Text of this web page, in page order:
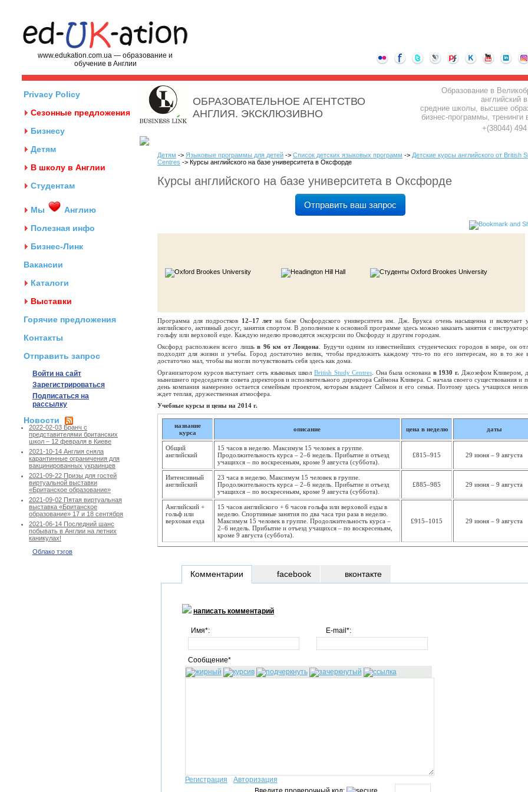
www.edukation.com.ua — образование и
обучение в Англии
Privacy Policy
Сезонные предложения
Бизнесу
Детям
В школу в Англии
Студентам
Мы
Англию
Полезная инфо
Бизнес-Линк
Вакансии
Каталоги
Выставки
Горячие предложения
Контакты
Отправить запрос
Войти на сайт
Зарегистрироваться
Подписаться на
рассылку
Новости
2022-02-03 Бранч с
представителями британских
школ – 12 февраля в Киеве
2021-10-14 Англия сняла
карантинные ограничения для
вакцинированных украинцев
2021-09-22 Призы для гостей
виртуальной выставки
«Британское образование»
2021-09-02 Пятая виртуальная
выставка «Британское
образование» 17 и 18 сентября
2021-06-14 Последний шанс
побывать в Англии на летних
каникулах!
Облако тэгов
ОБРАЗОВАТЕЛЬНОЕ АГЕНТСТВО
АНГЛИЯ. ЭКСКЛЮЗИВНО
Образование в
английский
средние школы, высшее
бизнес-программы, тренинги
+(38044)
Детям -> Языковые программы для детей -> Список детских языковых программ -> Детские курсы английского от British
Centres -> Курсы английского на базе университета в Оксфорде
Курсы английского на базе университета в Оксфорде
Отправить ваш запрос
Программа для подростков 12–17 летна базе Оксфордского университета им. Дж. Брукса очень насыщенна и включает
английского, активный досуг, занятия спортом. В дополнение к основной программе здесь можно заказать занятия с
гольфу или верховой езде. Каждую неделю проводятся экскурсии по Оксфорду и другим городам.
Оксфорд расположен всего лишь в 96 км от Лондона . Будучи одним из известнейших студенческих городов в мире, он
подходит для жизни и учебы. Город достаточно велик, чтобы предложить каждому что-то по его интересам, но в то же
достаточно мал, чтобы вы могли почувствовать себя здесь как дома.
Организатором курсов выступает сеть языковых школ British Study Centres . Она была основана в 1930 г. Джозефом Кливером,
нынешнего председателя совета директоров и исполнительного директора Саймона Кливера. С начала своего существования и
день компания намеренно остается семейным проектом, которым владеет Саймон и его семья. Поэтому здесь учащихся
ждет теплая, дружественная атмосфера.
Учебные курсы и цены на 2014 г.
название
курса
описание цена в неделю даты
Общий
английский
15 часов в неделю. Максимум 15 человек в группе.
Продолжительность курса – 2–6 недель. Прибытие и отъезд
учащихся – по воскресеньям, кроме 9 августа (суббота).
£815–915 29 июня – 9 августа
Интенсивный
английский
23 часа в неделю. Максимум 15 человек в группе.
Продолжительность курса – 2–6 недель. Прибытие и отъезд
учащихся – по воскресеньям, кроме 9 августа (суббота).
£885–985 29 июня – 9 августа
Английский +
гольф или
верховая езда
15 часов английского + 6 часов гольфа или верховой езды в
неделю. Спортивные занятия по два часа три раза в неделю.
Максимум 15 человек в группе. Продолжительность курса –
2–6 недель. Прибытие и отъезд учащихся – по воскресеньям,
кроме 9 августа (суббота).
£915–1015 29 июня – 9 августа
Комментарии
написать комментарий
Имя*: E-mail*:
Сообщение*
Регистрация
Авторизация
facebook вконтакте